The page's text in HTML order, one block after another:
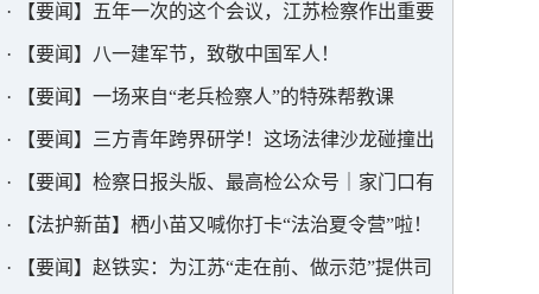
在前、当表率的实干实绩为中国式现代化江苏新实践
贡献更大检察力量
· 【要闻】五年一次的这个会议，江苏检察作出重要
部署
· 【要闻】八一建军节，致敬中国军人！
· 【要闻】一场来自“老兵检察人”的特殊帮教课
· 【要闻】三方青年跨界研学！这场法律沙龙碰撞出
思想火花
· 【要闻】检察日报头版、最高检公众号｜家门口有
个“解忧杂货铺”
· 【法护新苗】栖小苗又喊你打卡“法治夏令营”啦！
· 【要闻】赵铁实：为江苏“走在前、做示范”提供司